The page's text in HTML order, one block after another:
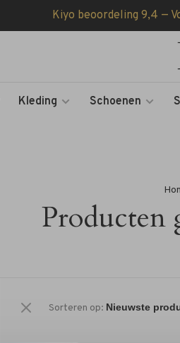
Kiyo beoordeling 9,4 —
Kleding Schoenen
Producten
Sorteren op: